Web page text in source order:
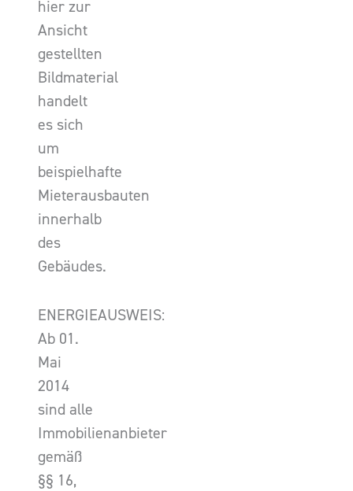
hier zur
Ansicht
gestellten
Bildmaterial
handelt
es sich
um
beispielhafte
Mieterausbauten
innerhalb
des
Gebäudes.
ENERGIEAUSWEIS:
Ab 01.
Mai
2014
sind alle
Immobilienanbieter
gemäß
§§ 16,